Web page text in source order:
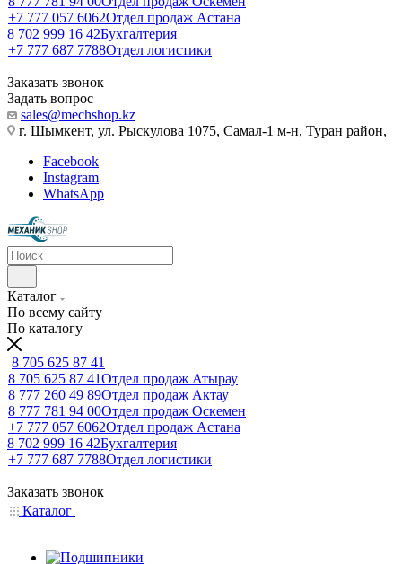
+7 777 057 6062Отдел продаж Астана
8 702 999 16 42Бухгалтерия
+7 777 687 7788Отдел логистики
Заказать звонок
Задать вопрос
sales@mechshop.kz
г. Шымкент, ул. Рыскулова 1075, ​Самал-1 м-н, Туран район,
Facebook
Instagram
WhatsApp
Каталог
По всему сайту
По каталогу
8 705 625 87 41
8 705 625 87 41Отдел продаж Атырау
8 777 260 49 89Отдел продаж Актау
8 777 781 94 00Отдел продаж Оскемен
+7 777 057 6062Отдел продаж Астана
8 702 999 16 42Бухгалтерия
+7 777 687 7788Отдел логистики
Заказать звонок
Каталог